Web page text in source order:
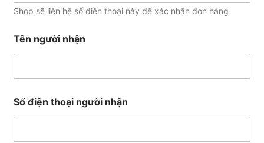
Shop sẽ liên hệ số điện thoại này để xác nhận đơn hàng
Tên người nhận
Số điện thoại người nhận